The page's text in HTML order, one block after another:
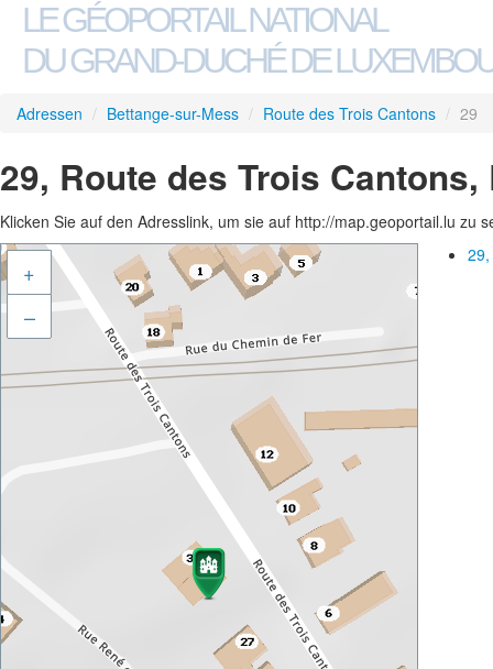
LE GÉOPORTAIL NATIONAL
DU GRAND-DUCHÉ DE
Adressen / Bettange-sur-Mess / Route des Trois Cantons / 29
29, Route des Trois
Klicken Sie auf den Adresslink, um sie auf http://map.geoportail.lu zu
+
–